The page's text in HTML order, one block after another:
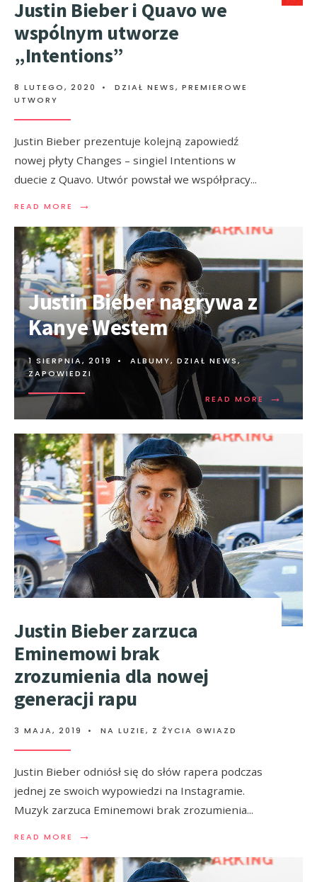
Justin Bieber i Quavo we
wspólnym utworze
„Intentions”
8 LUTEGO, 2020 • DZIAŁ NEWS, PREMIEROWE
UTWORY
Justin Bieber prezentuje kolejną zapowiedź
nowej płyty Changes – singiel Intentions w
duecie z Quavo. Utwór powstał we współpracy...
READ MORE →
Justin Bieber nagrywa z
Kanye Westem
1 SIERPNIA, 2019 • ALBUMY, DZIAŁ NEWS,
ZAPOWIEDZI
READ MORE →
Justin Bieber zarzuca
Eminemowi brak
zrozumienia dla nowej
generacji rapu
3 MAJA, 2019 • NA LUZIE, Z ŻYCIA GWIAZD
Justin Bieber odniósł się do słów rapera podczas
jednej ze swoich wypowiedzi na Instagramie.
Muzyk zarzuca Eminemowi brak zrozumienia...
READ MORE →